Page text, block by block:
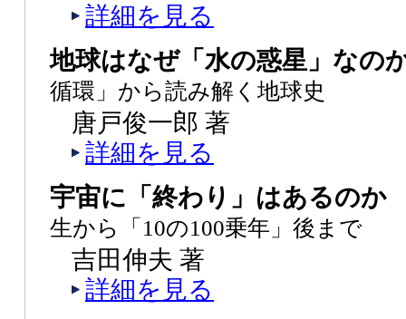
詳細を見る
地球はなぜ「水の惑星」な
循環」から読み解く地球史
唐戸俊一郎 著
詳細を見る
宇宙に「終わり」はあるの
生から「10の100乗年」後まで
吉田伸夫 著
詳細を見る